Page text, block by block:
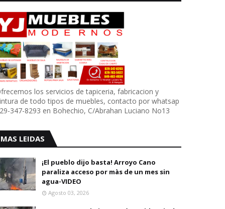
los servicios de tapiceria, fabricacion y
de todo tipos de muebles, contacto por whatsap
347-8293 en Bohechio, C/Abrahan Luciano No13
MAS LEIDAS
¡El pueblo dijo basta! Arroyo Cano
paraliza acceso por màs de un mes sin
agua-VIDEO
Agosto 03, 2026